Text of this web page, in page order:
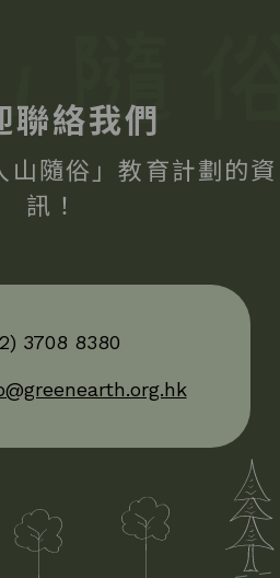
聯絡我們
山隨俗」教育計劃的資
訊！
3708 8380